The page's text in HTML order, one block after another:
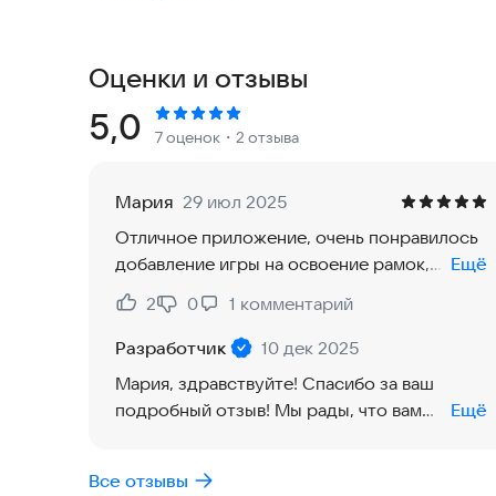
Модель «Квадрат МетаМодерна» - ключ к
наводить порядок в своей жизни и быть
переменами жизнью, неустанно развиваясь в
в повседневной обыденности. А способность
говорится, «видение внутренней красоты
«Квадрат МетаМодерна» дает широту
быть еще более умным, духовным, сильным,
начало пути людей, жаждущих совершать
взгляда на жизнь. Зло не может созидать. А
Оценки и отзывы
Рейтинг:
5,0 7 оценок ・2 отзыва
Мария 29 июл 2025
Отличное приложение, очень понравилось
добавление игры на освоение рамок,
добавление новых рамок в каталог и
возможность отмечать избранные. Только
одна существенная проблема после
стоят не на своих местах: например, рамка
мотивации выглядит как "1кв - Хочу, 2кв -
всех рамках, на своем месте расположен
Ещё
Нравится:
2
Не нравится:
0 1 комментарий
Разработчик
10 дек 2025
Мария, здравствуйте! Спасибо за ваш
подробный отзыв! Мы рады, что вам
квадрантами после обновления. Мы уже
Ещё
Все отзывы